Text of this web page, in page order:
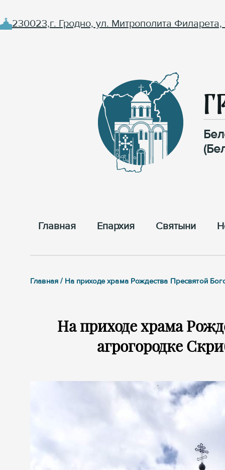
230023,г. Гродно, ул. Митрополита Филарета,
Главная Епархия Cвятыни
Главная / На приходе храма Рождества Пресвятой
На приходе храма
агрогородке